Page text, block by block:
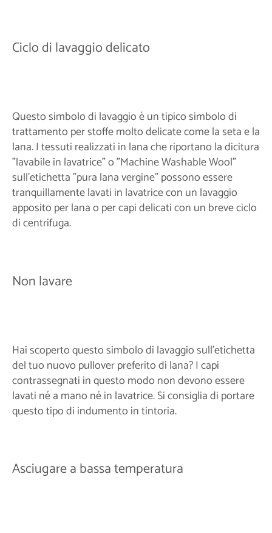
Ciclo di lavaggio delicato
Questo simbolo di lavaggio è un tipico simbolo di
trattamento per stoffe molto delicate come la seta e la
lana. I tessuti realizzati in lana che riportano la dicitura
"lavabile in lavatrice" o "Machine Washable Wool"
sull'etichetta "pura lana vergine" possono essere
tranquillamente lavati in lavatrice con un lavaggio
apposito per lana o per capi delicati con un breve ciclo
di centrifuga.
Non lavare
Hai scoperto questo simbolo di lavaggio sull'etichetta
del tuo nuovo pullover preferito di lana? I capi
contrassegnati in questo modo non devono essere
lavati né a mano né in lavatrice. Si consiglia di portare
questo tipo di indumento in tintoria.
Asciugare a bassa temperatura